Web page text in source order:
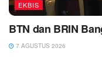
EKBIS
BTN dan BRIN
7 AGUSTUS 2026